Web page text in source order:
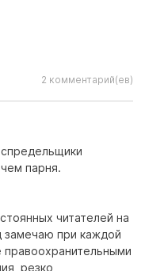
2 комментарий(ев)
парня.
читателей на
замечаю при каждой
резко